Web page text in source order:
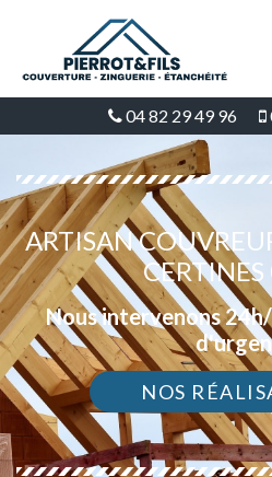
04 82 29 49 96
ARTISAN
Nous intervenons
NOS